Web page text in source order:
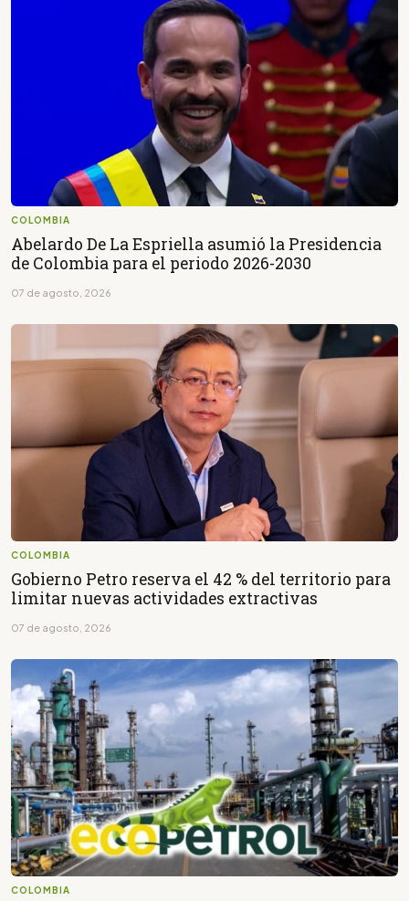
COLOMBIA
Abelardo De La Espriella asumió la Presidencia
de Colombia para el periodo 2026-2030
07 de agosto, 2026
COLOMBIA
Gobierno Petro reserva el 42 % del territorio para
limitar nuevas actividades extractivas
07 de agosto, 2026
COLOMBIA